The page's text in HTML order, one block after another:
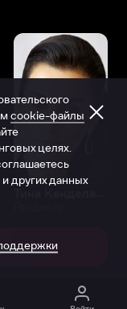
cookie-файлы
целях.
других данных